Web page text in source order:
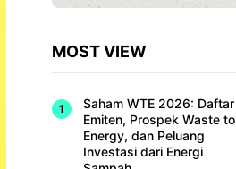
MOST VIEW
Saham WTE 2026: Daftar
Emiten, Prospek Waste to
Energy, dan Peluang
Investasi dari Energi